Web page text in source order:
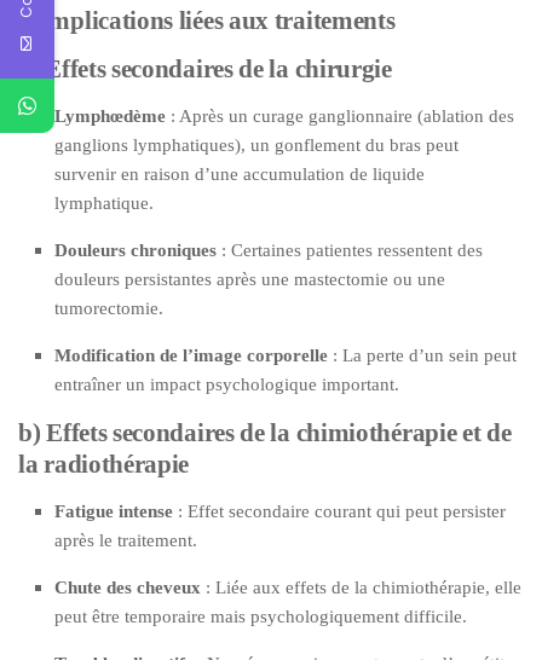
Complications liées aux traitements
a) Effets secondaires de la chirurgie
Lymphœdème : Après un curage ganglionnaire (ablation des
ganglions lymphatiques), un gonflement du bras peut
survenir en raison d’une accumulation de liquide
lymphatique.
Douleurs chroniques : Certaines patientes ressentent des
douleurs persistantes après une mastectomie ou une
tumorectomie.
Modification de l’image corporelle : La perte d’un sein peut
entraîner un impact psychologique important.
b) Effets secondaires de la chimiothérapie et de
la radiothérapie
Fatigue intense : Effet secondaire courant qui peut persister
après le traitement.
Chute des cheveux : Liée aux effets de la chimiothérapie, elle
peut être temporaire mais psychologiquement difficile.